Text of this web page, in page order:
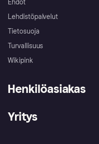
Ehdot
Lehdistöpalvelut
Tietosuoja
Turvallisuus
Wikipink
Henkilöasiakas
Ohje
Kirjaudu sisään
Yritys